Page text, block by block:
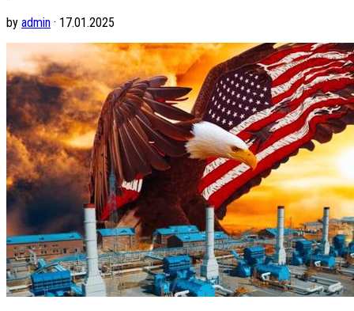
by admin · 17.01.2025